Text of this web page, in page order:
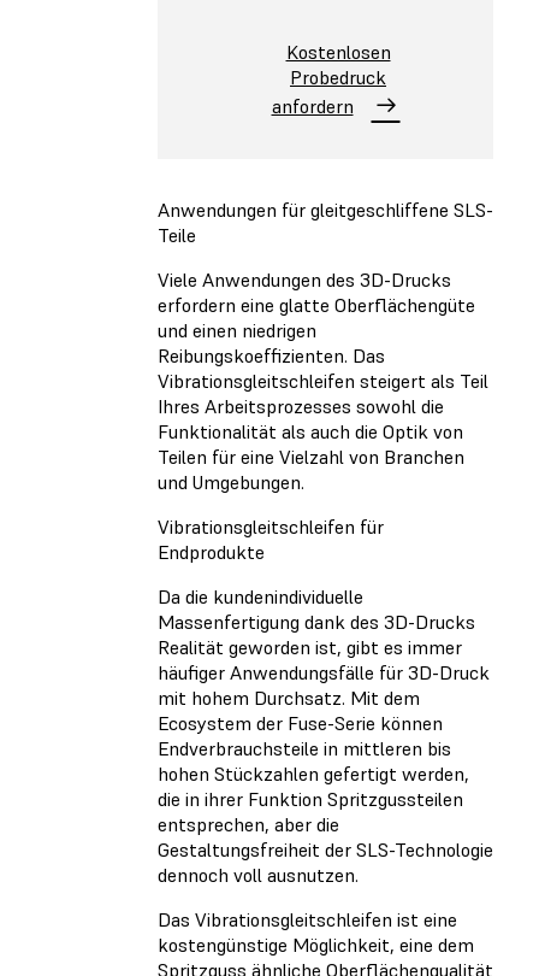
Kostenlosen
Probedruck
anfordern
Anwendungen für gleitgeschliffene SLS-
Teile
Viele Anwendungen des 3D-Drucks
erfordern eine glatte Oberflächengüte
und einen niedrigen
Reibungskoeffizienten. Das
Vibrationsgleitschleifen steigert als Teil
Ihres Arbeitsprozesses sowohl die
Funktionalität als auch die Optik von
Teilen für eine Vielzahl von Branchen
und Umgebungen.
Vibrationsgleitschleifen für
Endprodukte
Da die kundenindividuelle
Massenfertigung dank des 3D-Drucks
Realität geworden ist, gibt es immer
häufiger Anwendungsfälle für 3D-Druck
mit hohem Durchsatz. Mit dem
Ecosystem der Fuse-Serie können
Endverbrauchsteile in mittleren bis
hohen Stückzahlen gefertigt werden,
die in ihrer Funktion Spritzgussteilen
entsprechen, aber die
Gestaltungsfreiheit der SLS-Technologie
dennoch voll ausnutzen.
Das Vibrationsgleitschleifen ist eine
kostengünstige Möglichkeit, eine dem
Spritzguss ähnliche Oberflächenqualität